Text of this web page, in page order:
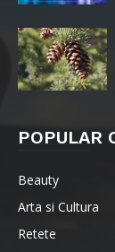
POPULAR
Beauty
Arta si Cultura
Retete